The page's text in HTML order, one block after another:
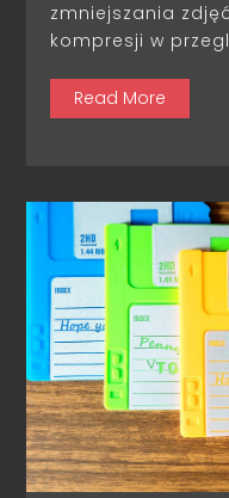
zmniejszania
kompresji w
Read More